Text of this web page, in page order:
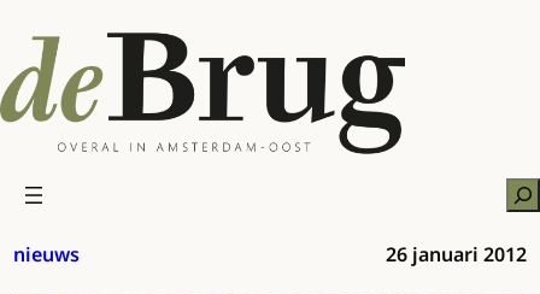
naar
de
inhoud
nieuws 26 januari 2012